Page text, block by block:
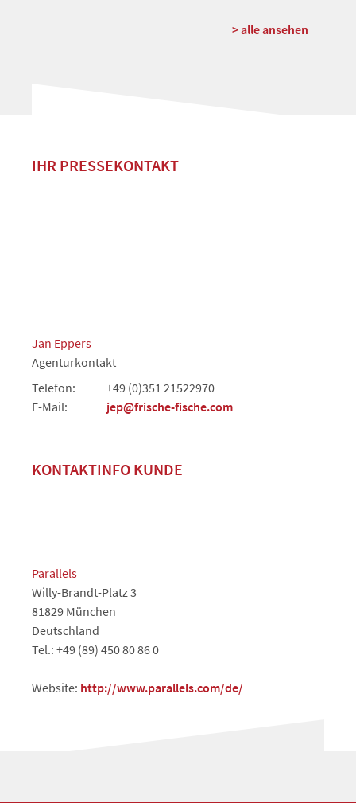
> alle ansehen
IHR PRESSEKONTAKT
Jan Eppers
Agenturkontakt
Telefon:
+49 (0)351 21522970
E-Mail:
jep@frische-fische.com
KONTAKTINFO KUNDE
Parallels
Willy-Brandt-Platz 3
81829 München
Deutschland
Tel.: +49 (89) 450 80 86 0
Website: http://www.parallels.com/de/